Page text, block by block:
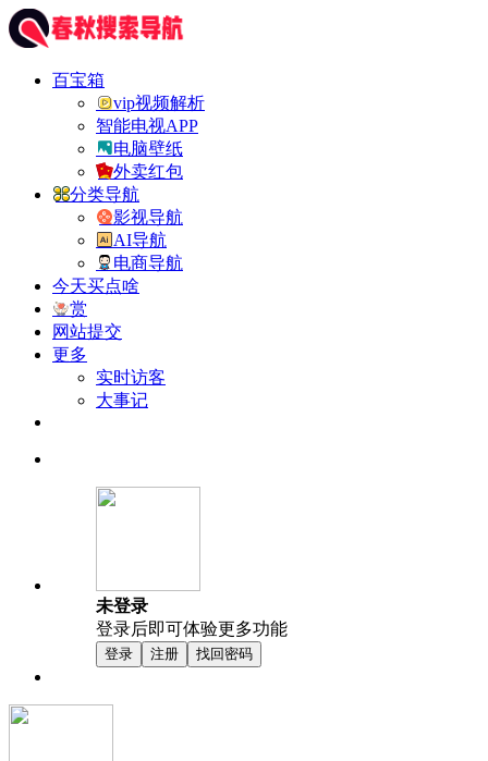
百宝箱
vip视频解析
智能电视APP
电脑壁纸
外卖红包
分类导航
影视导航
AI导航
电商导航
今天买点啥
赏
网站提交
更多
实时访客
大事记
未登录
登录后即可体验更多功能
登录 注册 找回密码